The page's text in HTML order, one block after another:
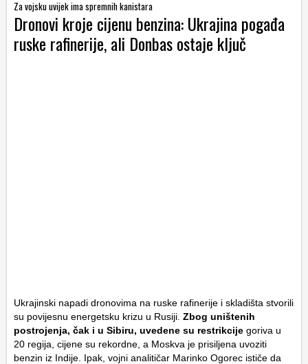
Za vojsku uvijek ima spremnih kanistara
Dronovi kroje cijenu benzina: Ukrajina pogađa
ruske rafinerije, ali Donbas ostaje ključ
Ukrajinski napadi dronovima na ruske rafinerije i skladišta stvorili
su povijesnu energetsku krizu u Rusiji. Zbog uništenih
postrojenja, čak i u Sibiru, uvedene su restrikcije goriva u
20 regija, cijene su rekordne, a Moskva je prisiljena uvoziti
benzin iz Indije. Ipak, vojni analitičar Marinko Ogorec ističe da